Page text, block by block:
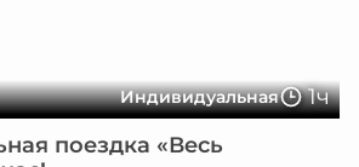
Индивидуальная 1ч
поездка «Весь